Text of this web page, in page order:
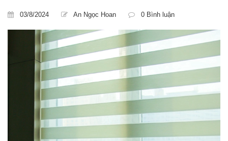
03/8/2024 An Ngọc Hoan 0 Bình luận